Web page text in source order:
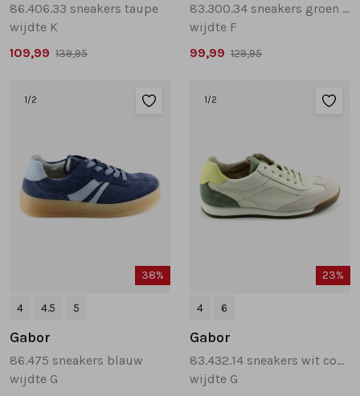
86.406.33 sneakers taupe
wijdte K
109,99 139,95
83.300.34 sneakers groen combinatie
wijdte F
99,99 129,95
1 /2
38%
4 4.5 5
Gabor
86.475 sneakers blauw
wijdte G
1 /2
23%
4 6
Gabor
83.432.14 sneakers wit combinatie
wijdte G